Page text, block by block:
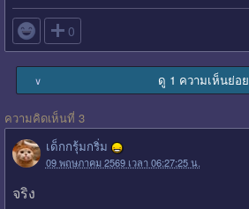
 0
∨ ดู 1 ความเห็นย่อย
ความคิดเห็นที่ 3
เด็กกรุ้มกริ่ม
09 พฤษภาคม 2569 เวลา 06:27:25 น.
จริง